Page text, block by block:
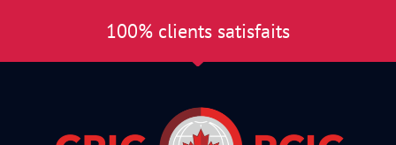
100% clients satisfaits